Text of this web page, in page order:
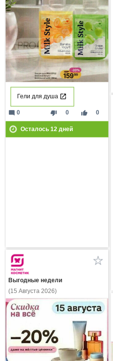
Гели для душа
thumb_down 0 thumb_up 0
mode_comment 0
Осталось 12 дней
Выгодные недели
(15 Августа 2026)